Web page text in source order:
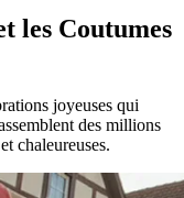
les Coutumes
joyeuses qui
des millions
chaleureuses.